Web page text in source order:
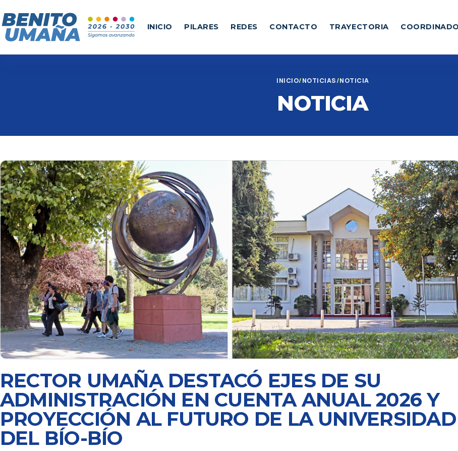
INICIO PILARES REDES CONTACTO TRAYECTORIA
INICIO NOTICIAS NOTICIA
NOTICIA
RECTOR UMAÑA DESTACÓ EJES DE SU
ADMINISTRACIÓN EN CUENTA ANUAL 2026 Y
PROYECCIÓN AL FUTURO DE LA UNIVERSIDAD
DEL BÍO-BÍO